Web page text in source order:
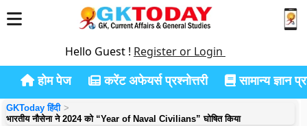
Hello Guest ! Register or Login
होम पेज करेंट अफेयर्स प्रश्नोत्तरी सामान्य ज्ञान
GKToday हिंदी
भारतीय नौसेना ने 2024 को “Year of Naval Civilians” घोषित किया